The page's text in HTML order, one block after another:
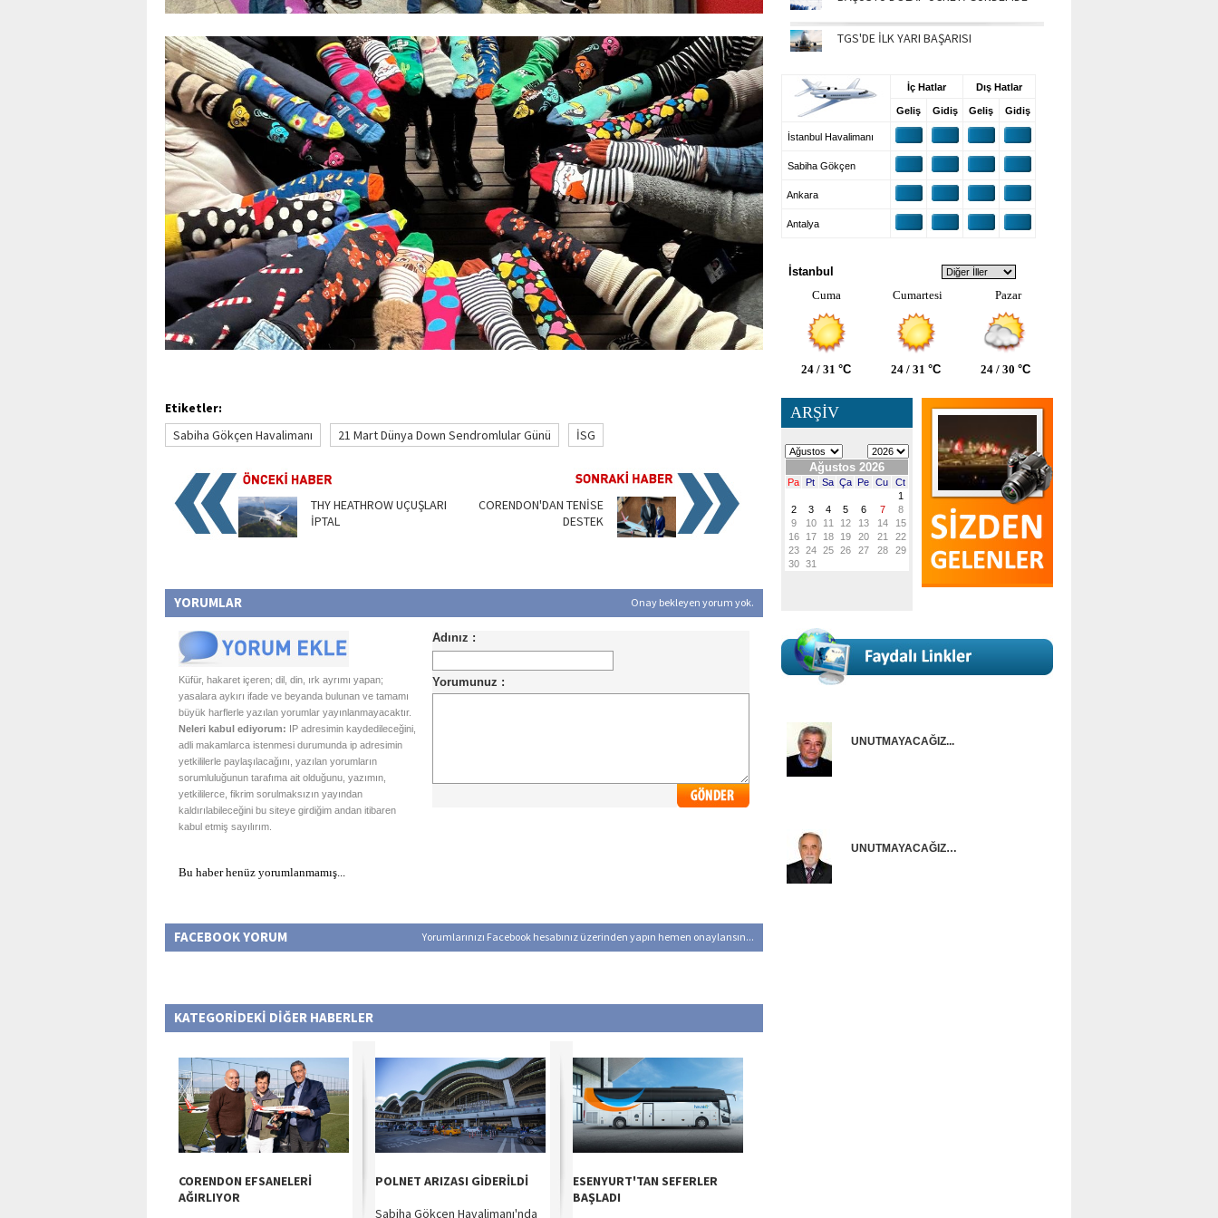
Etiketler:
Sabiha Gökçen Havalimanı
21 Mart Dünya Down Sendromlular Günü İSG
THY HEATHROW UÇUŞLARI
İPTAL
CORENDON'DAN TENİSE
DESTEK
YORUMLAR Onay bekleyen yorum yok.
Küfür, hakaret içeren; dil, din, ırk ayrımı yapan;
yasalara aykırı ifade ve beyanda bulunan ve tamamı
büyük harflerle yazılan yorumlar yayınlanmayacaktır.
Neleri kabul ediyorum: IP adresimin kaydedileceğini,
adli makamlarca istenmesi durumunda ip adresimin
yetkililerle paylaşılacağını, yazılan yorumların
sorumluluğunun tarafıma ait olduğunu, yazımın,
yetkililerce, fikrim sorulmaksızın yayından
kaldırılabileceğini bu siteye girdiğim andan itibaren
kabul etmiş sayılırım.
Bu haber henüz yorumlanmamış...
FACEBOOK YORUM Yorumlarınızı Facebook hesabınız üzerinden yapın hemen onaylansın...
KATEGORİDEKİ DİĞER HABERLER
CORENDON EFSANELERİ
AĞIRLIYOR
POLNET ARIZASI GİDERİLDİ
Sabiha Gökçen Havalimanı'nda
ESENYURT'TAN SEFERLER
BAŞLADI
TGS'DE İLK YARI BAŞARISI
İç Hatlar Dış Hatlar
Geliş Gidiş Geliş Gidiş
İstanbul Havalimanı
Sabiha Gökçen
Ankara
Antalya
İstanbul
Cuma
Cumartesi Pazar
24 / 31 °C 24 / 31 °C 24 / 30 °C
ARŞİV
UNUTMAYACAĞIZ...
UNUTMAYACAĞIZ…